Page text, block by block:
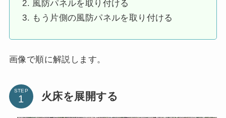
風防パネルを取り付ける
もう片側の風防パネルを取り付ける
画像で順に解説します。
STEP 火床を展開する